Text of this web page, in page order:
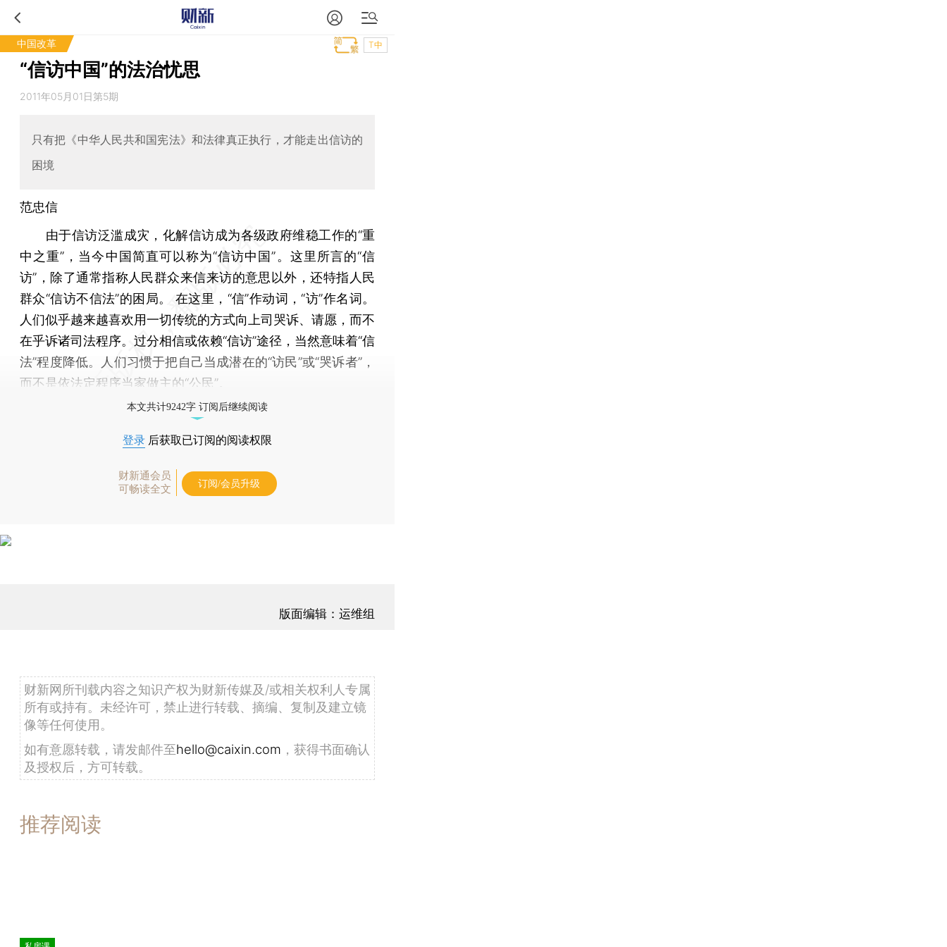
中国改革 T中
“信访中国”的法治忧思
2011年05月01日第5期
只有把《中华人民共和国宪法》和法律真正执行，才能走出信访的
困境
范忠信
由于信访泛滥成灾，化解信访成为各级政府维稳工作的“重
中之重”，当今中国简直可以称为“信访中国”。这里所言的“信
访”，除了通常指称人民群众来信来访的意思以外，还特指人民
群众“信访不信法”的困局。 在这里，“信”作动词，“访”作名词。
人们似乎越来越喜欢用一切传统的方式向上司哭诉、请愿，而不
在乎诉诸司法程序。过分相信或依赖“信访”途径，当然意味着“信
法”程度降低。人们习惯于把自己当成潜在的“访民”或“哭诉者”，
而不是依法定程序当家做主的“公民”。
本文共计9242字 订阅后继续阅读
登录 后获取已订阅的阅读权限
财新通会员
可畅读全文
订阅/会员升级
版面编辑：运维组
财新网所刊载内容之知识产权为财新传媒及/或相关权利人专属
所有或持有。未经许可，禁止进行转载、摘编、复制及建立镜
像等任何使用。
如有意愿转载，请发邮件至hello@caixin.com ，获得书面确认
及授权后，方可转载。
推荐阅读